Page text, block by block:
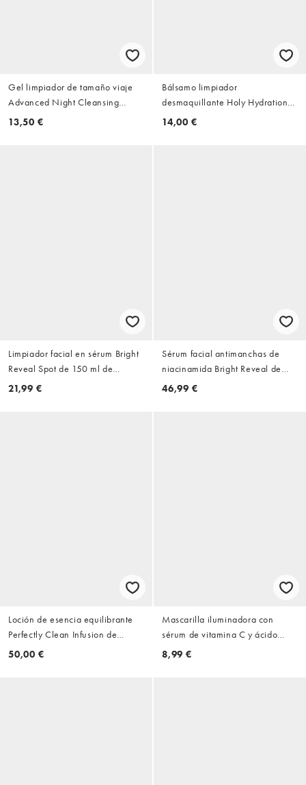
Gel limpiador de tamaño viaje
Advanced Night Cleansing
Gelee de 30 ml de Estée Lauder
13,50 €
Bálsamo limpiador
desmaquillante Holy Hydration!
de e.l.f. Skin
14,00 €
Limpiador facial en sérum Bright
Reveal Spot de 150 ml de
L'Oreal Paris
21,99 €
Sérum facial antimanchas de
niacinamida Bright Reveal de
30 ml de L'Oréal Paris
46,99 €
Loción de esencia equilibrante
Perfectly Clean Infusion de
400 ml de Estée Lauder
50,00 €
Mascarilla iluminadora con
sérum de vitamina C y ácido
salicílico Instant Brightening de
8,99 €